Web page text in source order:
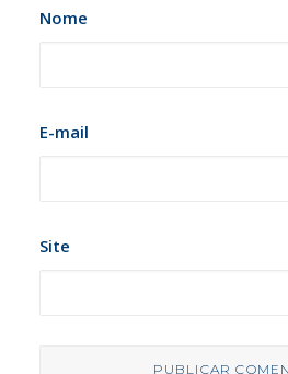
Nome
E-mail
Site